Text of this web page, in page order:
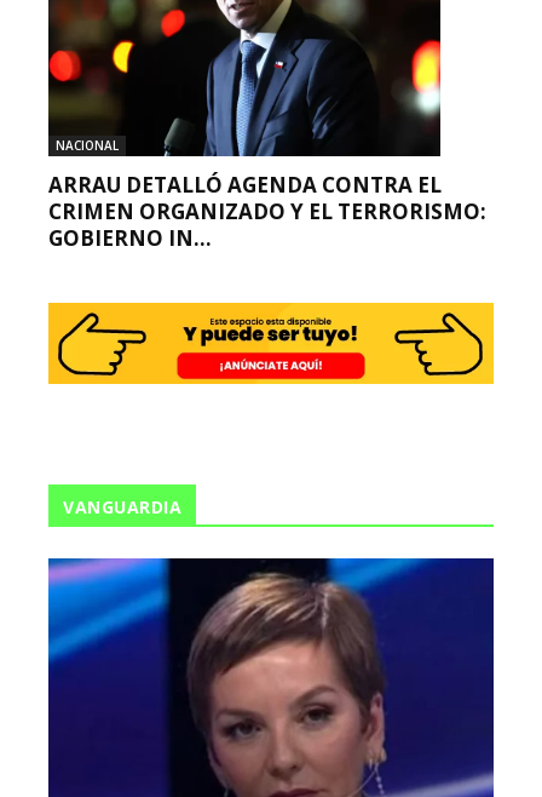
NACIONAL
ARRAU DETALLÓ AGENDA CONTRA EL
CRIMEN ORGANIZADO Y EL TERRORISMO:
GOBIERNO IN...
VANGUARDIA